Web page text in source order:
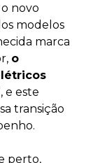
novo
modelos
marca
o
, e este
transição
perto,